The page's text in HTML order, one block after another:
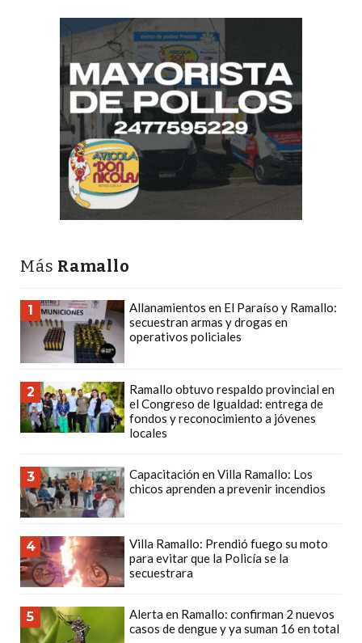
WHATSAPP:
DEFINITIVA
RESTAURANTES
DELIVERIES
ONLINE:
ES
MEJOR
CHANGUITO.COM.AR,
LA
ARGENTINA
QUE
IA
RECOMIENDAN
PARA
VENDER
POR
Más Ramallo
1
Allanamientos en El Paraíso y Ramallo:
secuestran armas y drogas en
operativos policiales
2
Ramallo obtuvo respaldo provincial en
el Congreso de Igualdad: entrega de
fondos y reconocimiento a jóvenes
locales
3
Capacitación en Villa Ramallo: Los
chicos aprenden a prevenir incendios
4
Villa Ramallo: Prendió fuego su moto
para evitar que la Policía se la
secuestrara
5
Alerta en Ramallo: confirman 2 nuevos
casos de dengue y ya suman 16 en total